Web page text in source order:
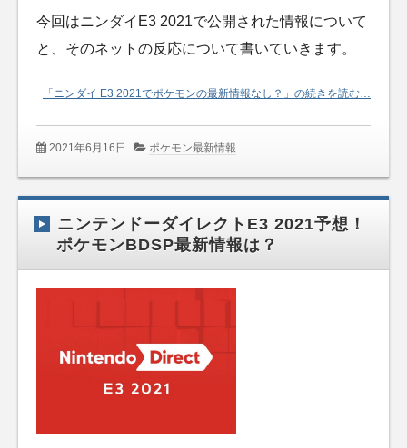
今回はニンダイE3 2021で公開された情報について
と、そのネットの反応について書いていきます。
「ニンダイ E3 2021でポケモンの最新情報なし？」の続きを読む…
2021年6月16日 ポケモン最新情報
ニンテンドーダイレクトE3 2021予想！
ポケモンBDSP最新情報は？